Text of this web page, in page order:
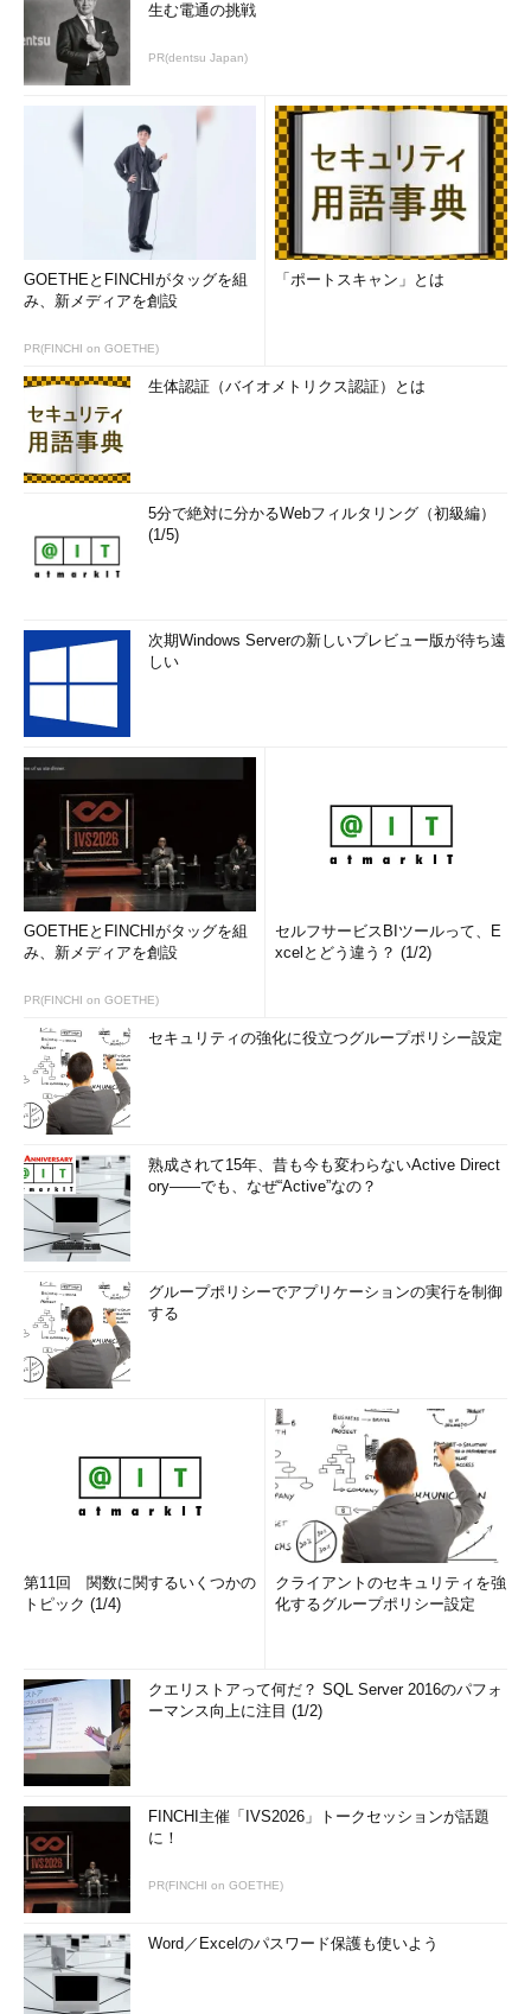
OWASP Kansai Chapter Lead
er 斉藤太一氏（撮影：まっち
た。斉藤氏が携わるコミュニティサイト
は子どもの利用も多く、ログイン時の認
証を強化する方法で悩んでおり「ぜひ
げたという。「Webサービスを運営し、
守る側の責任として何かを考えなくては
ならない状況だ」（斉藤氏）。
現在、CAPTCHAやSMS認証などが利
用されているが、SMS認証は子どもた
ちが携帯電話を持っているとは限らないため利用できない。アメ
リカでは13歳以下の子どもの個人情報を集めてはならないという
COPPA（Children's Online Privacy Protection Act）が制定され
斉藤氏は、生年月日を入力させるという第2認証を用意するだ
けでも十分では、という
と述べる。しかし斉藤氏が管理しているコミュニティサイトでも
不正ログインが発生しており、「攻撃者は利用者の生年月日を持
ってしまっている。いい解決策が見つからないので、ぜひ意見が
欲しい」と述べた。
生む電通の挑戦
PR(dentsu Japan)
GOETHEとFINCHIがタッグを組
み、新メディアを創設
PR(FINCHI on GOETHE)
「ポートスキャン」とは
生体認証（バイオメトリクス認証）とは
5分で絶対に分かるWebフィルタリング（初級編）
(1/5)
次期Windows Serverの新しいプレビュー版が待ち遠
しい
GOETHEとFINCHIがタッグを組
み、新メディアを創設
PR(FINCHI on GOETHE)
セルフサービスBIツールって、E
xcelとどう違う？ (1/2)
セキュリティの強化に役立つグループポリシー設定
熟成されて15年、昔も今も変わらないActive Direct
ory――でも、なぜ“Active”なの？
グループポリシーでアプリケーションの実行を制御
する
第11回 関数に関するいくつかの
トピック (1/4)
クライアントのセキュリティを強
化するグループポリシー設定
クエリストアって何だ？ SQL Server 2016のパフォ
ーマンス向上に注目 (1/2)
FINCHI主催「IVS2026」トークセッションが話題
に！
PR(FINCHI on GOETHE)
Word／Excelのパスワード保護も使いよう